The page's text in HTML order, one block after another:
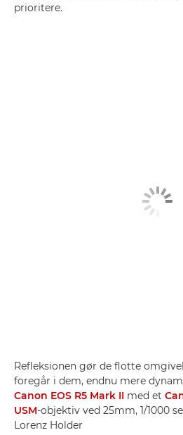
prioritere.
Refleksionen gør de flotte
foregår i dem, endnu mere
Canon EOS R5 Mark II med et
USM-objektiv ved 25mm, 1/1000
Lorenz Holder